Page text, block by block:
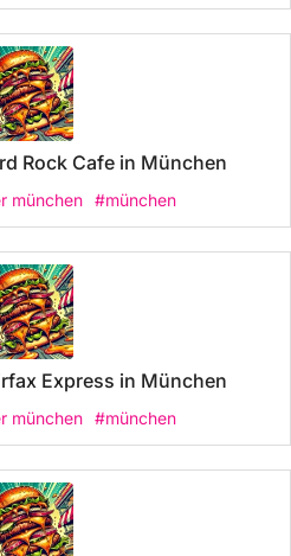
Rock Cafe in München
münchen #münchen
Express in München
münchen #münchen